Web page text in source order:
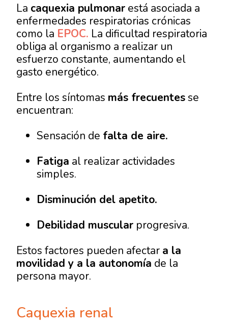
La caquexia pulmonar está asociada a
enfermedades respiratorias crónicas
como la EPOC. La dificultad respiratoria
obliga al organismo a realizar un
esfuerzo constante, aumentando el
gasto energético.
Entre los síntomas más frecuentesse
encuentran:
Sensación de falta de aire.
Fatiga al realizar actividades
simples.
Disminución del apetito.
Debilidad muscular progresiva.
Estos factores pueden afectar a la
movilidad y a la autonomía de la
persona mayor.
Caquexia renal